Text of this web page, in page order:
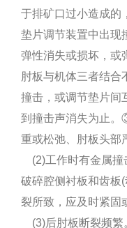
于排矿口过小造成
垫片调节装置中出现
弹性消失或损坏，或
肘板与机体三者结合
撞击，或调节垫片间
到撞击声消失为止
重或松弛、肘板头部
(2)工作时有金属撞
破碎腔侧衬板和齿板
裂所致，应及时紧固
(3)后肘板断裂频繁